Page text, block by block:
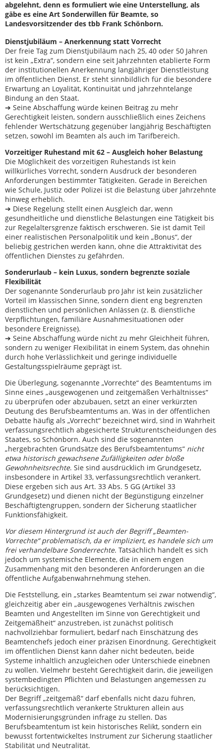
abgelehnt, denn es formuliert wie eine Unterstellung, als
gäbe es eine Art Sonderwillen für Beamte, so
Landesvorsitzender des tbb Frank Schönborn.
Dienstjubiläum – Anerkennung statt Vorrecht
Der freie Tag zum Dienstjubiläum nach 25, 40 oder 50 Jahren
ist kein „Extra“, sondern eine seit Jahrzehnten etablierte Form
der institutionellen Anerkennung langjähriger Dienstleistung
im öffentlichen Dienst. Er steht sinnbildlich für die besondere
Erwartung an Loyalität, Kontinuität und jahrzehntelange
Bindung an den Staat.
➔ Seine Abschaffung würde keinen Beitrag zu mehr
Gerechtigkeit leisten, sondern ausschließlich eines Zeichens
fehlender Wertschätzung gegenüber langjährig Beschäftigten
setzen, sowohl im Beamten als auch im Tarifbereich.
Vorzeitiger Ruhestand mit 62 – Ausgleich hoher Belastung
Die Möglichkeit des vorzeitigen Ruhestands ist kein
willkürliches Vorrecht, sondern Ausdruck der besonderen
Anforderungen bestimmter Tätigkeiten. Gerade in Bereichen
wie Schule, Justiz oder Polizei ist die Belastung über Jahrzehnte
hinweg erheblich.
➔ Diese Regelung stellt einen Ausgleich dar, wenn
gesundheitliche und dienstliche Belastungen eine Tätigkeit bis
zur Regelaltersgrenze faktisch erschweren. Sie ist damit Teil
einer realistischen Personalpolitik und kein „Bonus“, der
beliebig gestrichen werden kann, ohne die Attraktivität des
öffentlichen Dienstes zu gefährden.
Sonderurlaub – kein Luxus, sondern begrenzte soziale
Flexibilität
Der sogenannte Sonderurlaub pro Jahr ist kein zusätzlicher
Vorteil im klassischen Sinne, sondern dient eng begrenzten
dienstlichen und persönlichen Anlässen (z. B. dienstliche
Verpflichtungen, familiäre Ausnahmesituationen oder
besondere Ereignisse).
➔ Seine Abschaffung würde nicht zu mehr Gleichheit führen,
sondern zu weniger Flexibilität in einem System, das ohnehin
durch hohe Verlässlichkeit und geringe individuelle
Gestaltungsspielräume geprägt ist.
Die Überlegung, sogenannte „Vorrechte“ des Beamtentums im
Sinne eines „ausgewogenen und zeitgemäßen Verhältnisses“
zu überprüfen oder abzubauen, setzt an einer verkürzten
Deutung des Berufsbeamtentums an. Was in der öffentlichen
Debatte häufig als „Vorrecht“ bezeichnet wird, sind in Wahrheit
verfassungsrechtlich abgesicherte Strukturentscheidungen des
Staates, so Schönborn. Auch sind die sogenannten
„hergebrachten Grundsätze des Berufsbeamtentums“ nicht
etwa historisch gewachsene Zufälligkeiten oder bloße
Gewohnheitsrechte. Sie sind ausdrücklich im Grundgesetz,
insbesondere in Artikel 33, verfassungsrechtlich verankert.
Diese ergeben sich aus Art. 33 Abs. 5 GG (Artikel 33
Grundgesetz) und dienen nicht der Begünstigung einzelner
Beschäftigtengruppen, sondern der Sicherung staatlicher
Funktionsfähigkeit.
Vor diesem Hintergrund ist auch der Begriff „Beamten-
Vorrechte“ problematisch, da er impliziert, es handele sich um
frei verhandelbare Sonderrechte. Tatsächlich handelt es sich
jedoch um systemische Elemente, die in einem engen
Zusammenhang mit den besonderen Anforderungen an die
öffentliche Aufgabenwahrnehmung stehen.
Die Feststellung, ein „starkes Beamtentum sei zwar notwendig“,
gleichzeitig aber ein „ausgewogenes Verhältnis zwischen
Beamten und Angestellten im Sinne von Gerechtigkeit und
Zeitgemäßheit“ anzustreben, ist zunächst politisch
nachvollziehbar formuliert, bedarf nach Einschätzung des
Beamtenchefs jedoch einer präzisen Einordnung. Gerechtigkeit
im öffentlichen Dienst kann daher nicht bedeuten, beide
Systeme inhaltlich anzugleichen oder Unterschiede einebnen
zu wollen. Vielmehr besteht Gerechtigkeit darin, die jeweiligen
systembedingten Pflichten und Belastungen angemessen zu
berücksichtigen.
Der Begriff „zeitgemäß“ darf ebenfalls nicht dazu führen,
verfassungsrechtlich verankerte Strukturen allein aus
Modernisierungsgründen infrage zu stellen. Das
Berufsbeamtentum ist kein historisches Relikt, sondern ein
bewusst fortentwickeltes Instrument zur Sicherung staatlicher
Stabilität und Neutralität.